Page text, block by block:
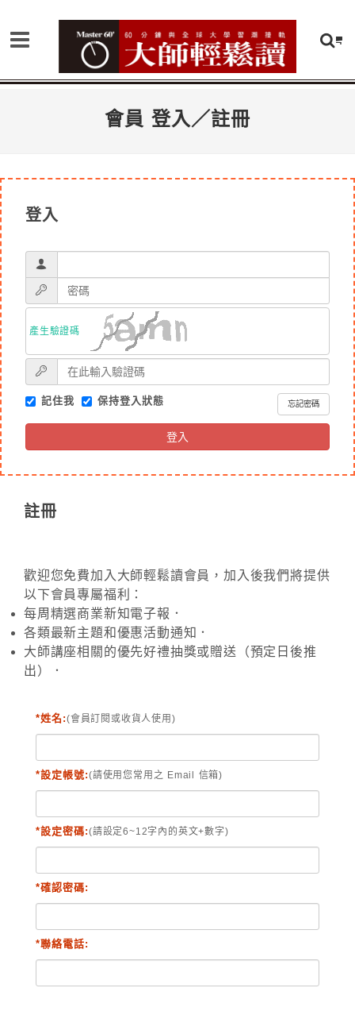
會員 登入／註冊
登入
產生驗證碼
記住我 保持登入狀態 忘記密碼
登入
註冊
歡迎您免費加入大師輕鬆讀會員，加入後我們將提供
以下會員專屬福利：
每周精選商業新知電子報．
各類最新主題和優惠活動通知．
大師講座相關的優先好禮抽獎或贈送（預定日後推
出）．
*姓名:(會員訂閱或收貨人使用)
*設定帳號:(請使用您常用之 Email 信箱)
*設定密碼:(請設定6~12字內的英文+數字)
*確認密碼:
*聯絡電話: